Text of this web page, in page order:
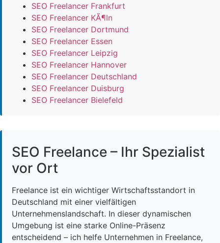
SEO Freelancer Frankfurt
SEO Freelancer KÃ¶ln
SEO Freelancer Dortmund
SEO Freelancer Essen
SEO Freelancer Leipzig
SEO Freelancer Hannover
SEO Freelancer Deutschland
SEO Freelancer Duisburg
SEO Freelancer Bielefeld
SEO Freelance – Ihr Spezialist
vor Ort
Freelance ist ein wichtiger Wirtschaftsstandort in
Deutschland mit einer vielfältigen
Unternehmenslandschaft. In dieser dynamischen
Umgebung ist eine starke Online-Präsenz
entscheidend – ich helfe Unternehmen in Freelance,